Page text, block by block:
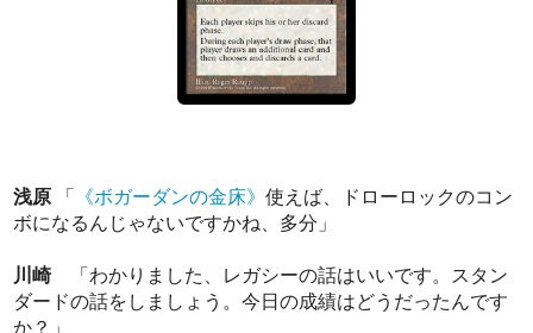
浅原 「 《ボガーダンの金床》使えば、ドローロックのコン
ボになるんじゃないですかね、多分」
川崎「わかりました、レガシーの話はいいです。スタン
ダードの話をしましょう。今日の成績はどうだったんです
か？」